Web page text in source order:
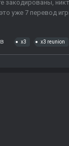
уже 7 перевод
x3 x3 reunion